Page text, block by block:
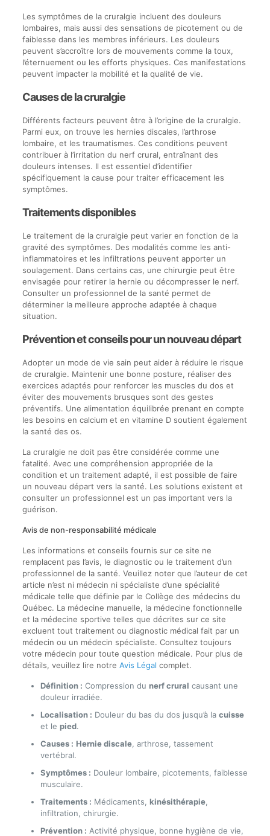
Les symptômes de la cruralgie incluent des douleurs
lombaires, mais aussi des sensations de picotement ou de
faiblesse dans les membres inférieurs. Les douleurs
peuvent s’accroître lors de mouvements comme la toux,
l’éternuement ou les efforts physiques. Ces manifestations
peuvent impacter la mobilité et la qualité de vie.
Causes de la cruralgie
Différents facteurs peuvent être à l’origine de la cruralgie.
Parmi eux, on trouve les hernies discales, l’arthrose
lombaire, et les traumatismes. Ces conditions peuvent
contribuer à l’irritation du nerf crural, entraînant des
douleurs intenses. Il est essentiel d’identifier
spécifiquement la cause pour traiter efficacement les
symptômes.
Traitements disponibles
Le traitement de la cruralgie peut varier en fonction de la
gravité des symptômes. Des modalités comme les anti-
inflammatoires et les infiltrations peuvent apporter un
soulagement. Dans certains cas, une chirurgie peut être
envisagée pour retirer la hernie ou décompresser le nerf.
Consulter un professionnel de la santé permet de
déterminer la meilleure approche adaptée à chaque
situation.
Prévention et conseils pour un nouveau départ
Adopter un mode de vie sain peut aider à réduire le risque
de cruralgie. Maintenir une bonne posture, réaliser des
exercices adaptés pour renforcer les muscles du dos et
éviter des mouvements brusques sont des gestes
préventifs. Une alimentation équilibrée prenant en compte
les besoins en calcium et en vitamine D soutient également
la santé des os.
La cruralgie ne doit pas être considérée comme une
fatalité. Avec une compréhension appropriée de la
condition et un traitement adapté, il est possible de faire
un nouveau départ vers la santé. Les solutions existent et
consulter un professionnel est un pas important vers la
guérison.
Avis de non-responsabilité médicale
Les informations et conseils fournis sur ce site ne
remplacent pas l’avis, le diagnostic ou le traitement d’un
professionnel de la santé. Veuillez noter que l’auteur de cet
article n’est ni médecin ni spécialiste d’une spécialité
médicale telle que définie par le Collège des médecins du
Québec. La médecine manuelle, la médecine fonctionnelle
et la médecine sportive telles que décrites sur ce site
excluent tout traitement ou diagnostic médical fait par un
médecin ou un médecin spécialiste. Consultez toujours
votre médecin pour toute question médicale. Pour plus de
détails, veuillez lire notre Avis Légal complet.
Définition : Compression du nerf crural causant une
douleur irradiée.
Localisation : Douleur du bas du dos jusqu’à la cuisse
et le pied.
Causes : Hernie discale, arthrose, tassement
vertébral.
Symptômes : Douleur lombaire, picotements, faiblesse
musculaire.
Traitements : Médicaments, kinésithérapie,
infiltration, chirurgie.
Prévention : Activité physique, bonne hygiène de vie,